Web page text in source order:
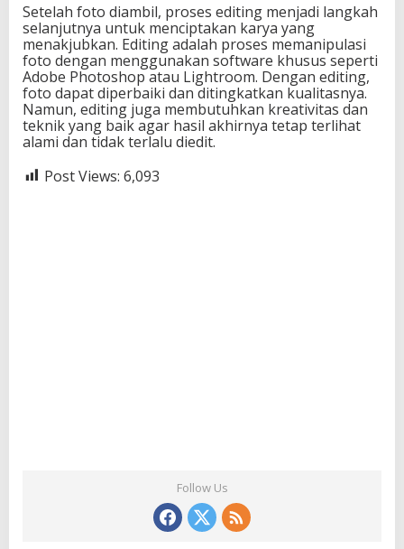
Setelah foto diambil, proses editing menjadi langkah
selanjutnya untuk menciptakan karya yang
menakjubkan. Editing adalah proses memanipulasi
foto dengan menggunakan software khusus seperti
Adobe Photoshop atau Lightroom. Dengan editing,
foto dapat diperbaiki dan ditingkatkan kualitasnya.
Namun, editing juga membutuhkan kreativitas dan
teknik yang baik agar hasil akhirnya tetap terlihat
alami dan tidak terlalu diedit.
Post Views: 6,093
Follow Us